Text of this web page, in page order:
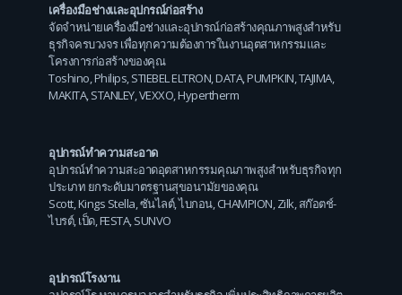
เครื่องมือช่างและอุปกรณ์ก่อสร้าง
จัดจำหน่ายเครื่องมือช่างและอุปกรณ์ก่อสร้างคุณภาพสูงสำหรับ
ธุรกิจครบวงจร เพื่อทุกความต้องการในงานอุตสาหกรรมและ
โครงการก่อสร้างของคุณ
Toshino,Philips,STIEBEL ELTRON,DATA,PUMPKIN,TAJIMA,
MAKITA,STANLEY,VEXXO,Hypertherm
อุปกรณ์ทำความสะอาด
อุปกรณ์ทำความสะอาดอุตสาหกรรมคุณภาพสูงสำหรับธุรกิจทุก
ประเภท ยกระดับมาตรฐานสุขอนามัยของคุณ
Scott,Kings Stella,ซันไลต์,ไบกอน,CHAMPION,Zilk,สก๊อตช์-
ไบรต์,เป็ด,FESTA,SUNVO
อุปกรณ์โรงงาน